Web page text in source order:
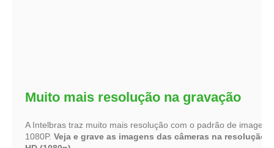
Muito mais resolução na gravação
A Intelbras traz muito mais resolução com o padrão de imagem
1080P. Veja e grave as imagens das câmeras na resolução